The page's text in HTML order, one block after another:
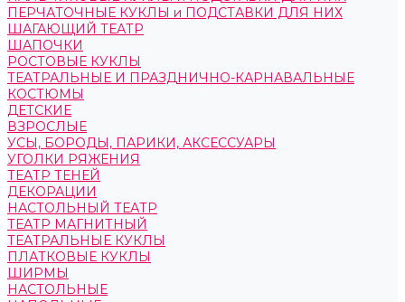
ПЕРЧАТОЧНЫЕ КУКЛЫ и ПОДСТАВКИ ДЛЯ НИХ
ШАГАЮЩИЙ ТЕАТР
ШАПОЧКИ
РОСТОВЫЕ КУКЛЫ
ТЕАТРАЛЬНЫЕ И ПРАЗДНИЧНО-КАРНАВАЛЬНЫЕ
КОСТЮМЫ
ДЕТСКИЕ
ВЗРОСЛЫЕ
УСЫ, БОРОДЫ, ПАРИКИ, АКСЕССУАРЫ
УГОЛКИ РЯЖЕНИЯ
ТЕАТР ТЕНЕЙ
ДЕКОРАЦИИ
НАСТОЛЬНЫЙ ТЕАТР
ТЕАТР МАГНИТНЫЙ
ТЕАТРАЛЬНЫЕ КУКЛЫ
ПЛАТКОВЫЕ КУКЛЫ
ШИРМЫ
НАСТОЛЬНЫЕ